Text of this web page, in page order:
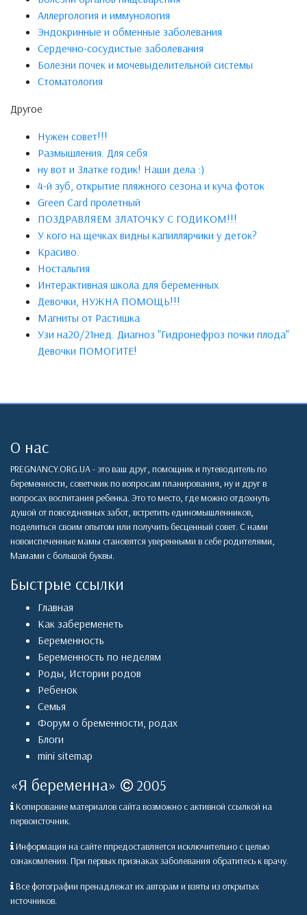
Аллергология и иммунология
Эндокринные и обменные заболевания
Сердечно-сосудистые заболевания
Болезни почек и мочевыделительной системы
Стоматология
Другое
Нужен совет!!!
Размышления. Для себя
ну вот и Златке годик! Наши дела :)
4-й зуб, открытие пляжного сезона и куча фоток
Green Card пролетный
ПОЗДРАВЛЯЕМ ЗЛАТОЧКУ С ГОДИКОМ!!!
У кого на щечках видны капиллярчики у деток?
Красиво.
Ностальгия
Интерактивная школа для беременных
Девочки, НУЖНА ПОМОЩЬ!!!
Магниты от Растишка
Узи на20/21нед. Диагноз "Гидронефроз почки плода"
Девочки ПОМОГИТЕ!
О нас
PREGNANCY.ORG.UA - это ваш друг, помощник и путеводитель по
беременности, советчкик по вопросам планирования, ну и друг в
вопросах воспитания ребенка. Это то место, где можно отдохнуть
душой от повседневных забот, встретить единомышленников,
поделиться своим опытом или получить бесценный совет. С нами
новоиспеченные мамы становятся уверенными в себе родителями,
Мамами с большой буквы.
Быстрые ссылки
Главная
Как забеременеть
Беременность
Беременность по неделям
Роды, Истории родов
Ребенок
Семья
Форум о бременности, родах
Блоги
mini sitemap
«Я беременна» 2005
Копирование материалов сайта возможно с активной ссылкой на
первоисточник.
Информация на сайте ппредоставляется исключительно с целью
ознакомления. При первых признаках заболевания обратитесь к врачу.
Все фотографии пренадлежат их авторам и взяты из открытых
источников.